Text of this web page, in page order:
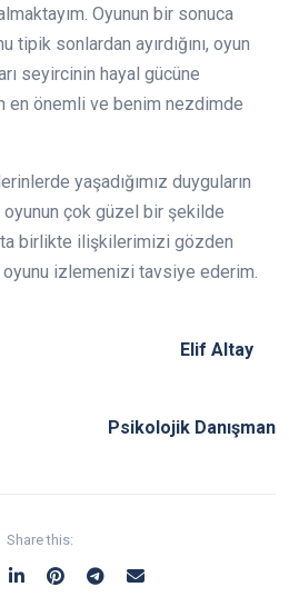
Oyunun bir sonuca
tipik sonlardan ayırdığını, oyun
seyircinin hayal gücüne
en önemli ve benim nezdimde
yaşadığımız duyguların
oyunun çok güzel bir şekilde
birlikte ilişkilerimizi gözden
oyunu izlemenizi tavsiye ederim.
Elif Altay
Psikolojik Danışman
Share this: